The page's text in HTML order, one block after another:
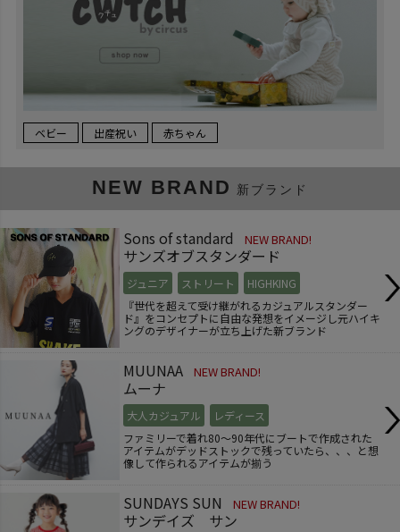
ベビー 出産祝い 赤ちゃん
NEW BRAND 新ブランド
Sons of standard NEW BRAND!
サンズオブスタンダード
ジュニア ストリート
HIGHKING
『世代を超えて受け継がれるカジュアルスタンダー
ド』をコンセプトに自由な発想をイメージし元ハイキ
ングのデザイナーが立ち上げた新ブランド
MUUNAA NEW BRAND!
ムーナ
大人カジュアル
レディース
ファミリーで着れ80～90年代にブートで作成された
アイテムがデッドストックで残っていたら、、、と想
像して作られるアイテムが揃う
SUNDAYS SUN NEW BRAND!
サンデイズ サン